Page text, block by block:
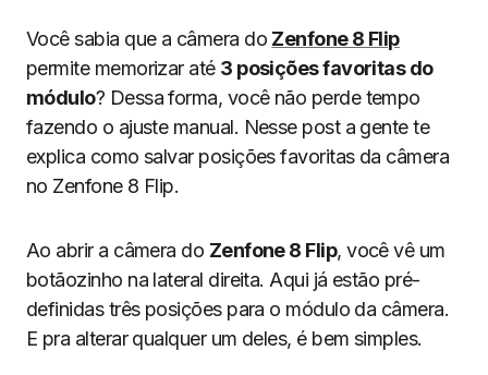
Você sabia que a câmera do Zenfone 8 Flip
permite memorizar até 3 posições favoritas do
módulo? Dessa forma, você não perde tempo
fazendo o ajuste manual. Nesse post a gente te
explica como salvar posições favoritas da câmera
no Zenfone 8 Flip.
Ao abrir a câmera do Zenfone 8 Flip, você vê um
botãozinho na lateral direita. Aqui já estão pré-
definidas três posições para o módulo da câmera.
E pra alterar qualquer um deles, é bem simples.